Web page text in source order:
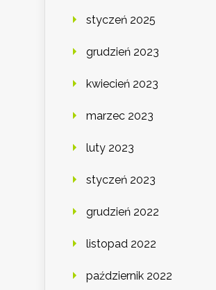
styczeń 2025
grudzień 2023
kwiecień 2023
marzec 2023
luty 2023
styczeń 2023
grudzień 2022
listopad 2022
październik 2022